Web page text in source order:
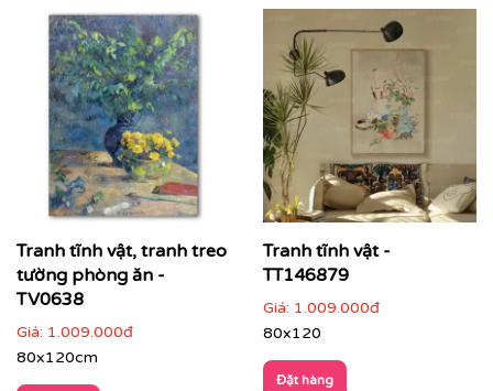
Tranh tĩnh vật, tranh treo
tường phòng ăn -
TV0638
Giá: 1.009.000đ
80x120cm
Tranh tĩnh vật -
TT146879
Giá: 1.009.000đ
80x120
Đặt hàng